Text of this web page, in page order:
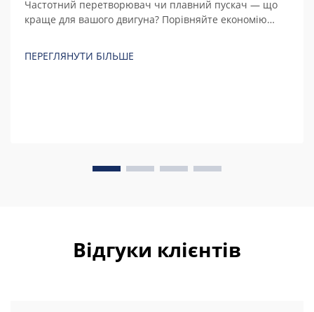
Частотний перетворювач чи плавний пускач — що
краще для вашого двигуна? Порівняйте економію
розрахунками перед покупкою.
ПЕРЕГЛЯНУТИ БІЛЬШЕ
Відгуки клієнтів